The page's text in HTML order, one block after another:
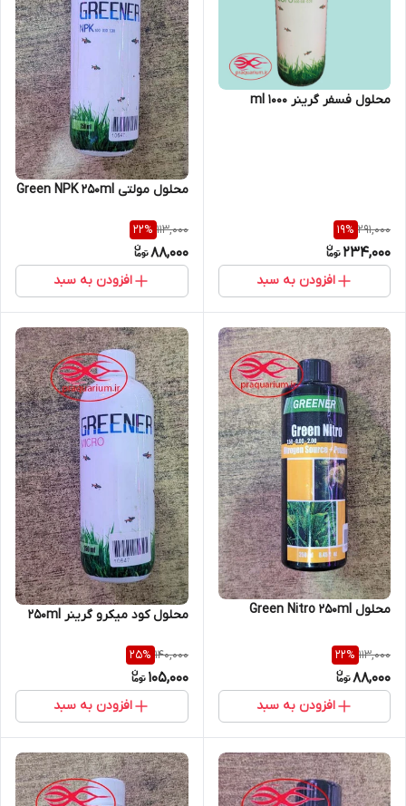
محلول فسفر گرینر 1000 ml
291,000
19%
234,000
افزودن به سبد
محلول مولتی Green NPK 250ml
113,000
22%
88,000
افزودن به سبد
محلول Green Nitro 250ml
113,000
22%
88,000
افزودن به سبد
محلول کود میکرو گرینر 250ml
140,000
25%
105,000
افزودن به سبد